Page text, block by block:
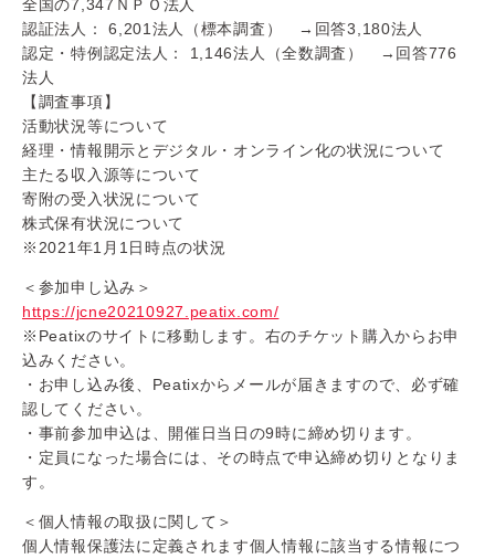
全国の7,347ＮＰＯ法人
認証法人： 6,201法人（標本調査） →回答3,180法人
認定・特例認定法人： 1,146法人（全数調査） →回答776
法人
【調査事項】
活動状況等について
経理・情報開示とデジタル・オンライン化の状況について
主たる収入源等について
寄附の受入状況について
株式保有状況について
※2021年1月1日時点の状況
＜参加申し込み＞
https://jcne20210927.peatix.com/
※Peatixのサイトに移動します。右のチケット購入からお申
込みください。
・お申し込み後、Peatixからメールが届きますので、必ず確
認してください。
・事前参加申込は、開催日当日の9時に締め切ります。
・定員になった場合には、その時点で申込締め切りとなりま
す。
＜個人情報の取扱に関して＞
個人情報保護法に定義されます個人情報に該当する情報につ